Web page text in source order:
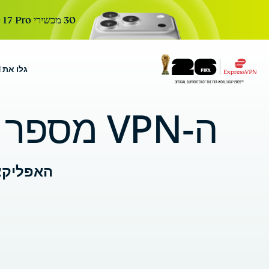
30 מכשירי iPhone 17 Pro חדשים. 30 ימים. הרשמה אחת כדי להשתתף. ההגרלה הבאה בעוד:
גלו את ExpressVPN
growing teams. Easy
to manage, built to
scale.
ה-VPN מספר 1 בעולם. עכשיו ב-